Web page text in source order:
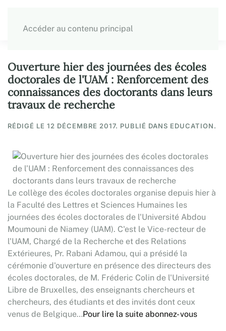
Accéder au contenu principal
Ouverture hier des journées des écoles
doctorales de l'UAM : Renforcement des
connaissances des doctorants dans leurs
travaux de recherche
RÉDIGÉ LE 12 DÉCEMBRE 2017. PUBLIÉ DANS EDUCATION.
Le collège des écoles doctorales organise depuis hier à
la Faculté des Lettres et Sciences Humaines les
journées des écoles doctorales de l'Université Abdou
Moumouni de Niamey (UAM). C'est le Vice-recteur de
l'UAM, Chargé de la Recherche et des Relations
Extérieures, Pr. Rabani Adamou, qui a présidé la
cérémonie d'ouverture en présence des directeurs des
écoles doctorales, de M. Fréderic Colin de l'Université
Libre de Bruxelles, des enseignants chercheurs et
chercheurs, des étudiants et des invités dont ceux
venus de Belgique…Pour lire la suite abonnez- vous